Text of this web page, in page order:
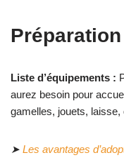
Liste d’équipements :
aurez besoin pour
gamelles, jouets, laisse,
➤ Les avantages